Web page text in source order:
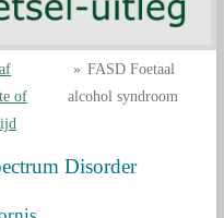
of
» FASD Foetaal
alcohol syndroom
Disorder